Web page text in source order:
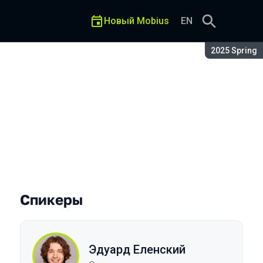
Сезон:
2025 Spring
Новый Mobius EN
Спикеры
Эдуард Еленский